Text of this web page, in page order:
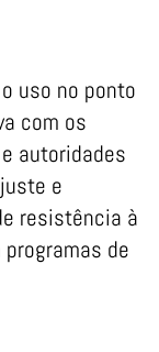
uso no ponto
com os
autoridades
e
resistência à
de